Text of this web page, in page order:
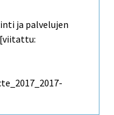
ja palvelujen